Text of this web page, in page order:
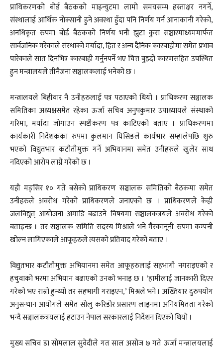
प्राधिकरणको बोर्ड बैठकको माइन्युटमा लामो समयसम्म हस्ताक्षर नगर्ने,
संस्थालाई आर्थिक नोक्सानी हुने अवस्था हुँदा पनि निर्णय गर्न आनाकानी गरेको,
अनधिकृत रुपमा बोर्ड बैठकको निर्णय भनी झुटा कुरा सञ्चारमाध्यममार्फत
सार्वजनिक गरेकाले संस्थाको मर्यादा, हित र अन्य दैनिक कारबाहीमा समेत प्रभाव
पारेकाले सात दिनभित्र कारबाही गर्नुनपर्ने भए चित्त बुझ्दो कारणसहित उपस्थित
हुन मन्त्रालयले तीनैजना सञ्चालकलाई भनेको छ ।
मन्त्रालयले बिहीवार नै उनीहरुलाई पत्र पठाएको थियो । प्राधिकरण सञ्चालक
समितिका अध्यक्षसमेत रहेका ऊर्जा सचिव अनुपकुमार उपाध्यायले संस्थाको
गरिमा, मर्यादा जोगाउन स्पष्टीकरण पत्र काटिएको बताए । प्राधिकरणमा
कार्यकारी निर्देशकका रुपमा कुलमान घिसिङले कार्यभार सम्हालेपछि शुरु
भएको विद्युतभार कटौतीमुक्त गर्ने अभियानमा समेत उनीहरुले खुलेर साथ
नदिएको आरोप लाग्ने गरेको छ ।
यही मङ्सिर १० गते बसेको प्राधिकरण सञ्चालक समितिको बैठकमा समेत
उनीहरुले अवरोध गरेको प्राधिकरणले जनाएको छ । प्राधिकरणले केही
जलविद्युत् आयोजना अगाडि बढाउने विषयमा सञ्चालकत्रयले अवरोध गरेको
बताइन्छ । तर सञ्चालक समिति सदस्य मिश्राले भने गैरकानूनी रुपमा कम्पनी
खोल्न लागिएकाले आफूहरुले त्यसको प्रतिवाद गरेको बताए ।
विद्युतभार कटौतीमुक्त अभियानमा समेत आफूहरुलाई सहभागी नगराइएको र
हचुवाको भरमा अभियान बढाएको उनको भनाइ छ । ‘हामीलाई जानकारी दिएर
गरेको भए राम्रो हुन्थ्यो तर सहभागी गराइएन,’ मिश्रले भने । अख्तियार दुरुपयोग
अनुसन्धान आयोगले समेत सोलु करिडोर प्रसारण लाइनमा अनियमितता गरेको
भन्दै सञ्चालकत्रयलाई हटाउन नेपाल सरकारलाई निर्देशन दिएको थियो ।
मुख्य सचिव डा सोमलाल सुवेदीले गत साल असोज ७ गते ऊर्जा मन्त्रालयलाई